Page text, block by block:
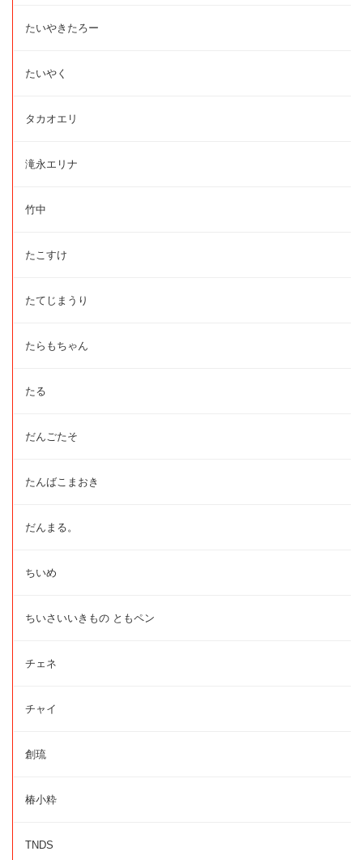
たいやきたろー
たいやく
タカオエリ
滝永エリナ
竹中
たこすけ
たてじまうり
たらもちゃん
たる
だんごたそ
たんばこまおき
だんまる。
ちいめ
ちいさいいきもの ともペン
チェネ
チャイ
創琉
椿小粋
TNDS